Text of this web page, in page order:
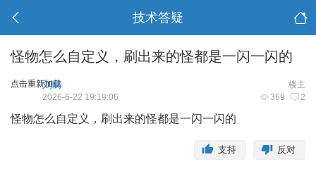
技术答疑
怪物怎么自定义，刷出来的怪都是一闪一闪的
点击重新加载 楼主
刘畴
369 2
2026-6-22 19:19:06
怪物怎么自定义，刷出来的怪都是一闪一闪的
反对
支持